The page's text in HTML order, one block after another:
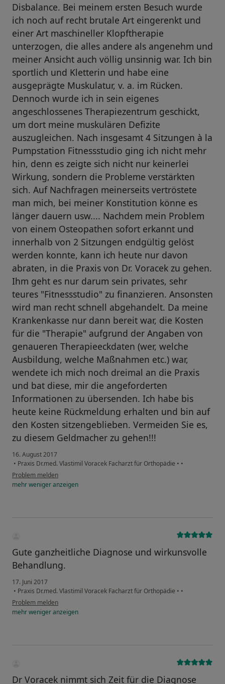
Disbalance. Bei meinem ersten Besuch wurde
ich noch auf recht brutale Art eingerenkt und
einer Art maschineller Klopftherapie
unterzogen, die alles andere als angenehm und
meiner Ansicht auch völlig unsinnig war. Ich bin
sportlich und Kletterin und habe eine
ausgeprägte Muskulatur, v. a. im Rücken.
Dennoch wurde ich in sein eigenes
angeschlossenes Therapiezentrum geschickt,
um dort meine muskulären Defizite
auszugleichen. Nach insgesamt 4 Sitzungen à la
Pumpstation Fitnessstudio ging ich nicht mehr
hin, denn es zeigte sich nicht nur keinerlei
Wirkung, sondern die Probleme verstärkten
sich. Auf Nachfragen meinerseits vertröstete
man mich, bei meiner Konstitution könne es
länger dauern usw.... Nachdem mein Problem
von einem Osteopathen sofort erkannt und
innerhalb von 2 Sitzungen endgültig gelöst
werden konnte, kann ich heute nur davon
abraten, in die Praxis von Dr. Voracek zu gehen.
Ihm geht es nur darum sein privates, sehr
teures "Fitnessstudio" zu finanzieren. Ansonsten
wird man recht schnell abgehandelt. Da meine
Krankenkasse nur dann bereit war, die Kosten
für die "Therapie" aufgrund der Angaben von
genaueren Therapieeckdaten (wer, welche
Ausbildung, welche Maßnahmen etc.) war,
wendete ich mich noch dreimal an die Praxis
und bat diese, mir die angeforderten
Informationen zu übersenden. Ich habe bis
heute keine Rückmeldung erhalten und bin auf
den Kosten sitzengeblieben. Vermeiden Sie es,
zu diesem Geldmacher zu gehen!!!
16. August 2017
• Praxis Dr.med. Vlastimil Voracek Facharzt für Orthopädie • •
Problem melden
mehrwenigeranzeigen
Gute ganzheitliche Diagnose und wirkunsvolle
Behandlung.
17. Juni 2017
• Praxis Dr.med. Vlastimil Voracek Facharzt für Orthopädie • •
Problem melden
mehrwenigeranzeigen
Dr Voracek nimmt sich Zeit für die Diagnose